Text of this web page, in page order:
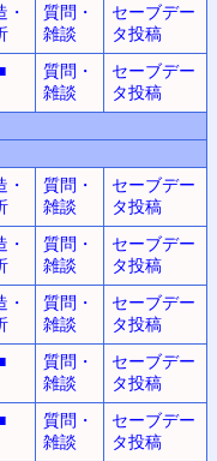
・
質問・
雑談
セーブデー
タ投稿
質問・
雑談
セーブデー
タ投稿
・
質問・
雑談
セーブデー
タ投稿
・
質問・
雑談
セーブデー
タ投稿
・
質問・
雑談
セーブデー
タ投稿
質問・
雑談
セーブデー
タ投稿
質問・
雑談
セーブデー
タ投稿